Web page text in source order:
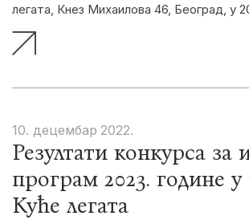
легата, Кнез Михаилова 46, Београд, у
10. децембар 2022.
Резултати конкурса за
програм 2023. године у
Куће легата